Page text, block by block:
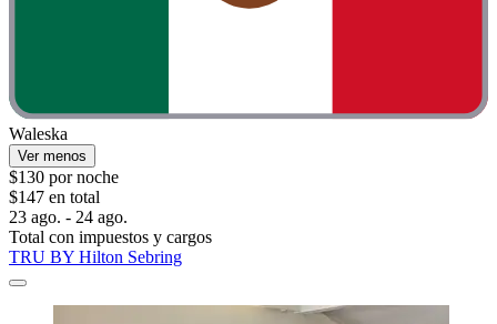
Waleska
Ver menos
$130 por noche
$147 en total
23 ago. - 24 ago.
Total con impuestos y cargos
TRU BY Hilton Sebring